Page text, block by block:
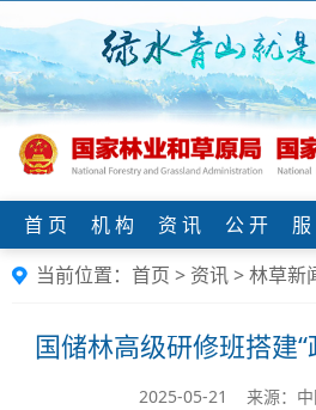
首 页 机 构 资 讯 公 开 服
当前位置： 首页 > 资讯>林草新
国储林高级研修班搭建
2025-05-21 来源：中